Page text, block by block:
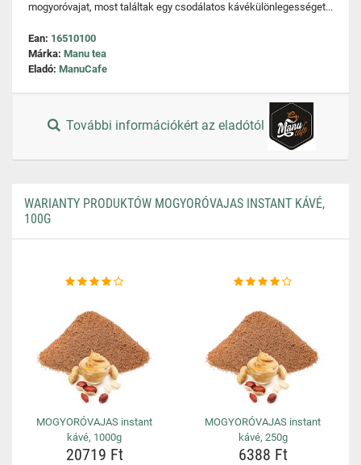
mogyoróvajat, most találtak egy csodálatos kávékülönlegességet...
Ean: 16510100
Márka: Manu tea
Eladó: ManuCafe
További információkért az eladótól
WARIANTY PRODUKTÓW MOGYORÓVAJAS INSTANT KÁVÉ,
100G
MOGYORÓVAJAS instant
kávé, 1000g
20719 Ft
MOGYORÓVAJAS instant
kávé, 250g
6388 Ft